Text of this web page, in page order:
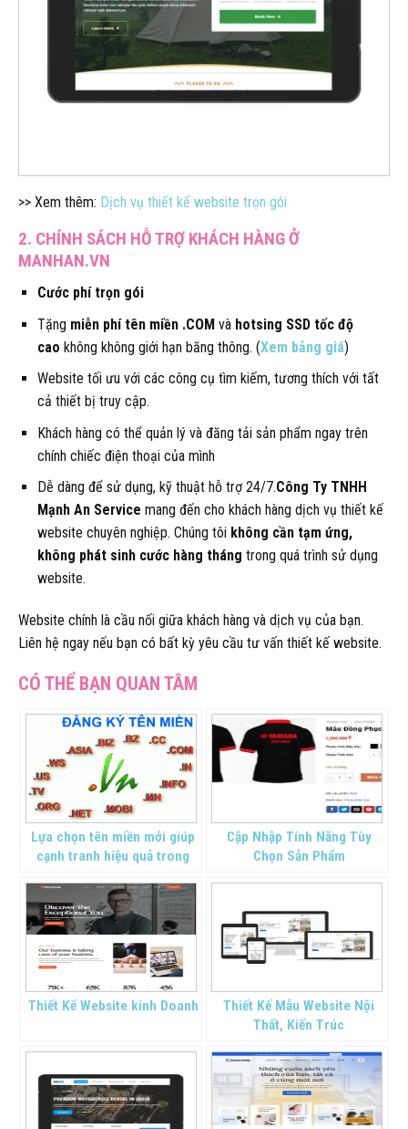
>> Xem thêm: Dịch vụ thiết kế website trọn gói
2. CHÍNH SÁCH HỖ TRỢ KHÁCH HÀNG Ở
MANHAN.VN
Cước phí trọn gói
Tặng miễn phí tên miền .COMvà hotsing SSD tốc độ
cao không không giới hạn băng thông. (Xem bảng giá)
Website tối ưu với các công cụ tìm kiếm, tương thích với tất
cả thiết bị truy cập.
Khách hàng có thể quản lý và đăng tải sản phẩm ngay trên
chính chiếc điện thoại của mình
Dễ dàng để sử dụng, kỹ thuật hỗ trợ 24/7.Công Ty TNHH
Mạnh An Service mang đến cho khách hàng dịch vụ thiết kế
website chuyên nghiệp. Chúng tôi không cần tạm ứng,
không phát sinh cước hàng tháng trong quá trình sử dụng
website.
Website chính là cầu nối giữa khách hàng và dịch vụ của bạn.
Liên hệ ngay nếu bạn có bất kỳ yêu cầu tư vấn thiết kế website.
Lựa chọn tên miền mới giúp
cạnh tranh hiệu quả trong
Cập Nhập Tính Năng Tùy
Chọn Sản Phẩm
Thiết Kế Website kinh Doanh
Thiết Kế Mẫu Website Nội
Thất, Kiến Trúc